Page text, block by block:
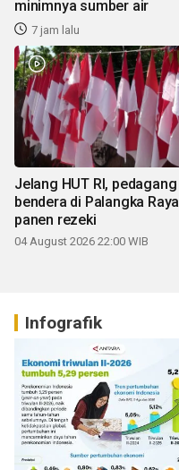
minimnya sumber air
7 jam lalu
Jelang HUT RI, pedagang
bendera di Palangka Raya
panen rezeki
04 August 2026 22:00 WIB
Infografik